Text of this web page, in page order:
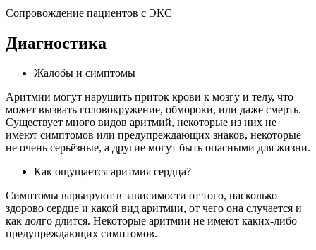
Сопровождение пациентов с ЭКС
Диагностика
Жалобы и симптомы
Аритмии могут нарушить приток крови к мозгу и телу, что
может вызвать головокружение, обмороки, или даже смерть.
Существует много видов аритмий, некоторые из них не
имеют симптомов или предупреждающих знаков, некоторые
не очень серьёзные, а другие могут быть опасными для жизни.
Как ощущается аритмия сердца?
Симптомы варьируют в зависимости от того, насколько
здорово сердце и какой вид аритмии, от чего она случается и
как долго длится. Некоторые аритмии не имеют каких-либо
предупреждающих симптомов.